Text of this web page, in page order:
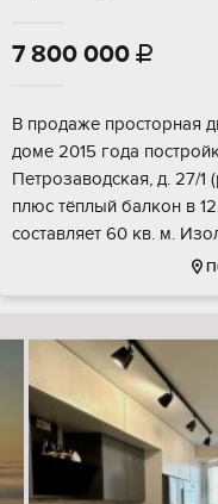
7 800 000 
В продаже просторная
доме 2015 года
Петрозаводская, д. 27/
плюс тёплый балкон в
составляет 60 кв. м.